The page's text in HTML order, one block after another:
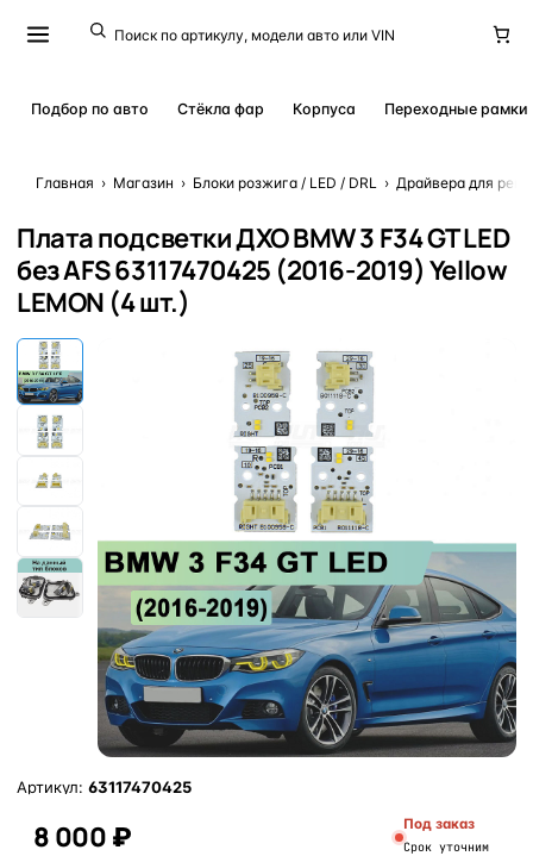
Подбор по авто Стёкла фар Корпуса Переходные рамки
Главная › Магазин › Блоки розжига / LED / DRL › Драйвера для
Плата подсветки ДХО BMW 3 F34 GT LED
без AFS 63117470425 (2016-2019) Yellow
LEMON (4 шт.)
Артикул: 63117470425
8 000 ₽ Под заказ
Срок уточним